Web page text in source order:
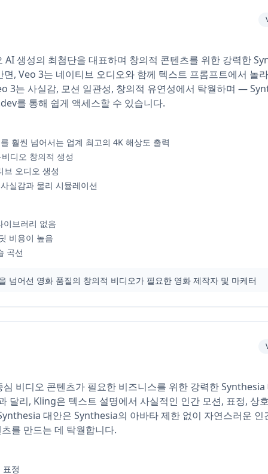
생성의 최첨단을 대표하며 창의적 콘텐츠를 위한 강력한
, Veo 3는 네이티브 오디오와 함께 텍스트 프롬프트에서 놀
3는 사실감, 모션 일관성, 창의적 유연성에서 탁월하며 —
를 통해 쉽게 액세스할 수 있습니다.
훨씬 넘어서는 업계 최고의 4K 해상도 출력
디오 창의적 생성
브 오디오 생성
실감과 물리 시뮬레이션
브러리 없음
비용이 높음
곡선
넘어선 영화 품질의 창의적 비디오가 필요한 영화 제작자 및 마케터
비디오 콘텐츠가 필요한 비즈니스를 위한 강력한
달리, Kling은 텍스트 설명에서 사실적인 인간 모션, 표정, 상
대안은 Synthesia의 아바타 제한 없이 자연스러운
를 만드는 데 탁월합니다.
정